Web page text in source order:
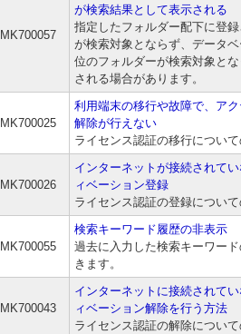
MK700057
が検索結果として表示される
指定したフォルダー配下に登
が検索対象とならず、データ
位のフォルダーが検索対象と
される場合があります。
MK700025
利用端末の移行や故障で、ア
解除が行えない
ライセンス認証の移行につい
MK700026
インターネットが接続されて
ィベーション登録
ライセンス認証の登録につい
MK700055
検索キーワード履歴の非表示
過去に入力した検索キーワー
きます。
MK700043
インターネットに接続されて
ィベーション解除を行う方法
ライセンス認証の解除につい